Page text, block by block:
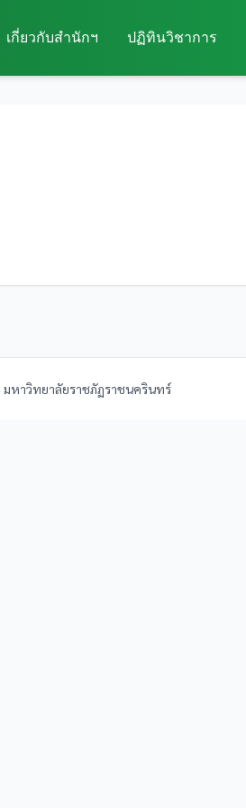
เกี่ยวกับสำนักฯ ปฏิทินวิชาการ
มหาวิทยาลัยราชภัฏราชนครินทร์